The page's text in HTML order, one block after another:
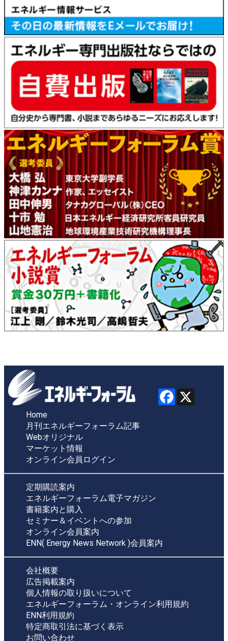
Home
月刊エネルギーフォーラム記事
Webオリジナル
マーケット情報
オンライン会員ログイン
定期購読案内
エネルギーフォーラム電子マガジン
書籍案内と購入
セミナー＆イベントへの参加
オンライン会員案内
ENN( Energy News Network )会員案内
会社概要
広告掲載案内
個人情報の取り扱いについて
エネルギーフォーラム・オンライン利用規約
ENN利用規約
特定商取引法に基づく表示
お問い合わせ